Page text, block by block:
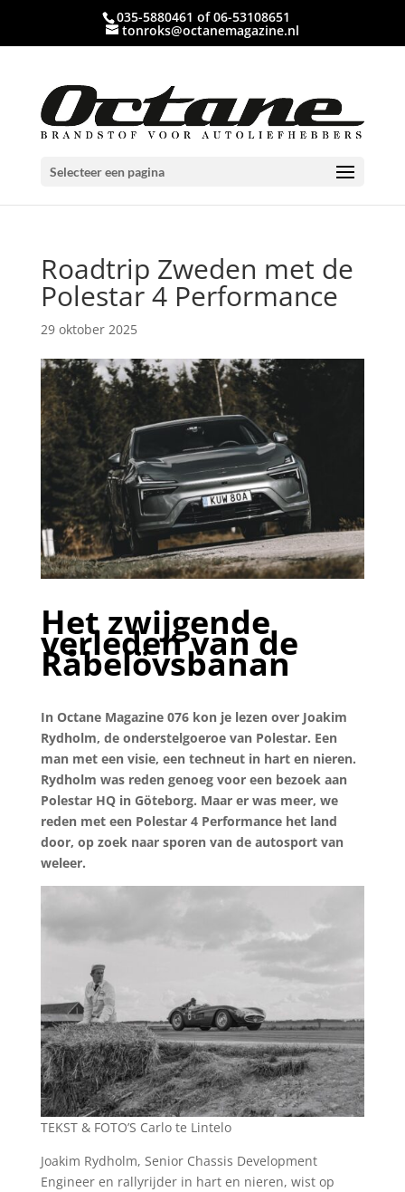
035-5880461 of 06-53108651
tonroks@octanemagazine.nl
Selecteer een pagina
Roadtrip Zweden met de
Polestar 4 Performance
29 oktober 2025
Het zwijgende
verleden van de
Råbelövsbanan
In Octane Magazine 076 kon je lezen over Joakim
Rydholm, de onderstelgoeroe van Polestar. Een
man met een visie, een techneut in hart en nieren.
Rydholm was reden genoeg voor een bezoek aan
Polestar HQ in Göteborg. Maar er was meer, we
reden met een Polestar 4 Performance het land
door, op zoek naar sporen van de autosport van
weleer.
TEKST & FOTO’S Carlo te Lintelo
Joakim Rydholm, Senior Chassis Development
Engineer en rallyrijder in hart en nieren, wist op